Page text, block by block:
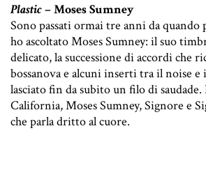
Plastic– Moses Sumney
Sono passati ormai tre anni da quando
ho ascoltato Moses Sumney: il suo
delicato, la successione di accordi che
bossanova e alcuni inserti tra il noise
lasciato fin da subito un filo di
California, Moses Sumney, Signore e
che parla dritto al cuore.